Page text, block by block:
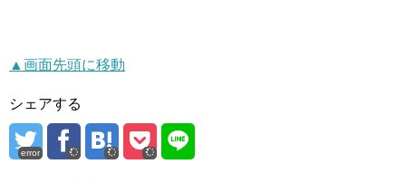
▲画面先頭に移動
シェアする
error